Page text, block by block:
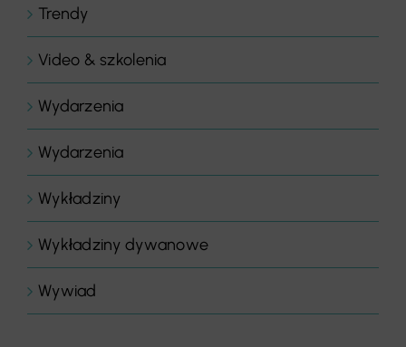
Trendy
Video & szkolenia
Wydarzenia
Wydarzenia
Wykładziny
Wykładziny dywanowe
Wywiad